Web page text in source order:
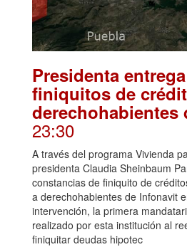
Presidenta
finiquitos de
derechohabientes
23:30
A través del programa Vivienda
presidenta Claudia Sheinbaum
constancias de finiquito de
a derechohabientes de Infonavit
intervención, la primera
realizado por esta institución al
finiquitar deudas hipotec